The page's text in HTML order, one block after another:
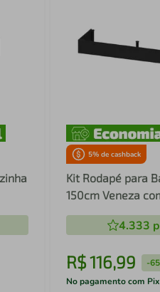
5% de cashback
Kit Rodapé para
150cm Veneza
Multimóveis
4.333
R$116,99 -
No pagamento com Pix